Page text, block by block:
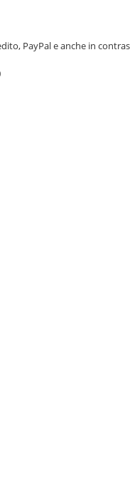
PayPal e anche in